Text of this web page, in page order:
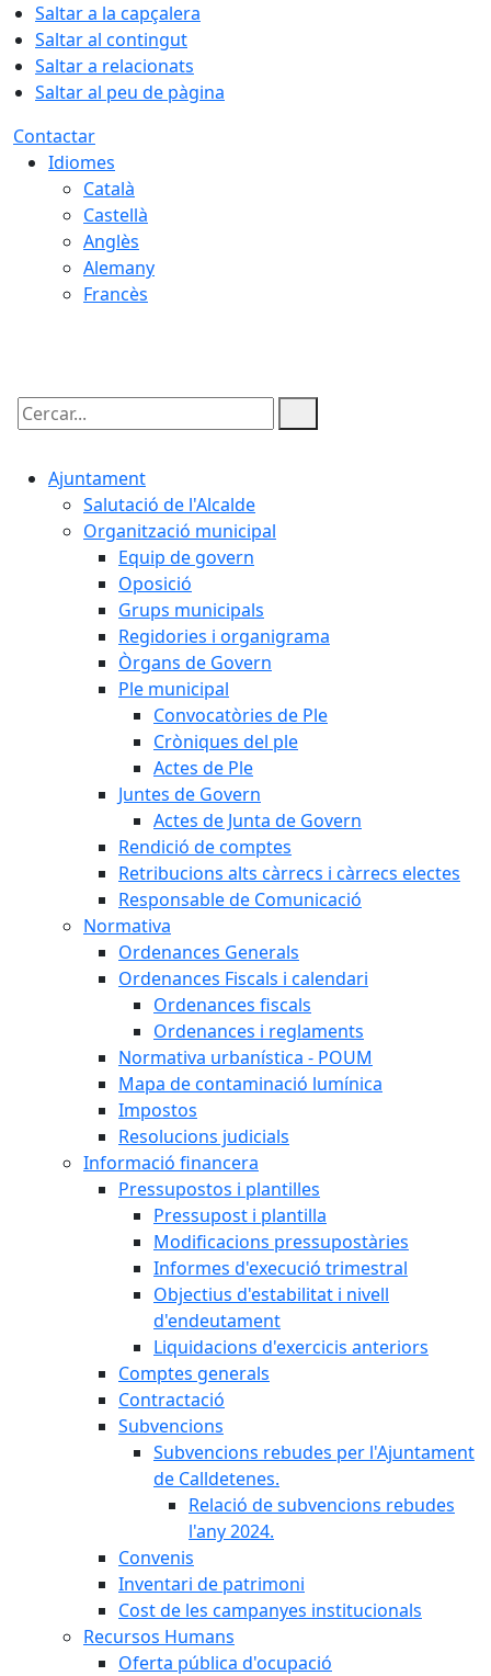
Saltar a la capçalera
Saltar al contingut
Saltar a relacionats
Saltar al peu de pàgina
Contactar
Idiomes
Català
Castellà
Anglès
Alemany
Francès
Cercar:
Ajuntament
Salutació de l'Alcalde
Organització municipal
Equip de govern
Oposició
Grups municipals
Regidories i organigrama
Òrgans de Govern
Ple municipal
Convocatòries de Ple
Cròniques del ple
Actes de Ple
Juntes de Govern
Actes de Junta de Govern
Rendició de comptes
Retribucions alts càrrecs i càrrecs electes
Responsable de Comunicació
Normativa
Ordenances Generals
Ordenances Fiscals i calendari
Ordenances fiscals
Ordenances i reglaments
Normativa urbanística - POUM
Mapa de contaminació lumínica
Impostos
Resolucions judicials
Informació financera
Pressupostos i plantilles
Pressupost i plantilla
Modificacions pressupostàries
Informes d'execució trimestral
Objectius d'estabilitat i nivell
d'endeutament
Liquidacions d'exercicis anteriors
Comptes generals
Contractació
Subvencions
Subvencions rebudes per l'Ajuntament
de Calldetenes.
Relació de subvencions rebudes
l'any 2024.
Convenis
Inventari de patrimoni
Cost de les campanyes institucionals
Recursos Humans
Oferta pública d'ocupació